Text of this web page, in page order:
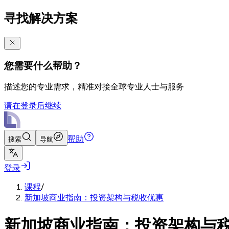
寻找解决方案
您需要什么帮助？
描述您的专业需求，精准对接全球专业人士与服务
请在登录后继续
搜索 导航 帮助
登录
课程/
新加坡商业指南：投资架构与税收优惠